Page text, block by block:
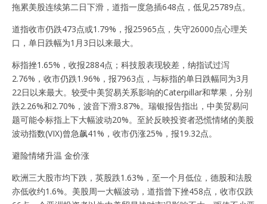
拖累美股连续第二日下滑，道指一度急插648点，低见25789点。
道指收市仍跌473点或1.79%，报25965点，失守26000点心理关
口，单日跌幅为1月3日以来最大。
标指挫1.65%，收报2884点；科技股表现较差，纳指试过泻
2.76%，收市仍跌1.96%，报7963点，与标指的单日跌幅同为3月
22日以来最大。较受中美贸易关系影响的Caterpillar和苹果，分别
跌2.26%和2.70%，波音下滑3.87%。瑞银报告指出，中美贸易问
题可能令标指上下大幅波动20%。至於反映投资者恐慌情绪的美股
波动指数(VIX)曾急飙41%，收市仍涨25%，报19.32点。
避险情绪升温 金价涨
欧洲三大股市均下跌，英股跌1.63%，至一个月低位，德股和法股
亦低收约1.6%。美股周一大幅波动，道指曾下挫458点，收市仅跌